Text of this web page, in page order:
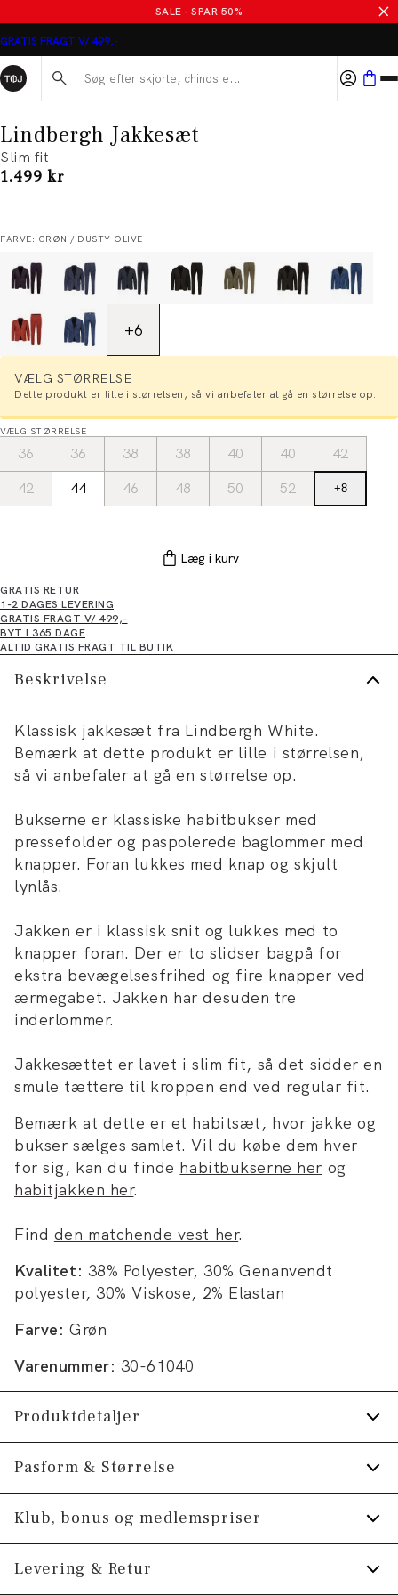
SALE - SPAR 50%
GRATIS FRAGT V/ 499,-
Søg her...
Lindbergh Jakkesæt
Slim fit
I alt (inkl. rabat)
1.499 kr
FARVE: GRØN / DUSTY OLIVE
+6
VÆLG STØRRELSE
Dette produkt er lille i størrelsen, så vi anbefaler at gå en størrelse op.
VÆLG STØRRELSE
36 36 38 38 40 40
42
42
44 46 48 50 52 +8
Læg i kurv
GRATIS RETUR
1-2 DAGES LEVERING
GRATIS FRAGT V/ 499,-
BYT I 365 DAGE
ALTID GRATIS FRAGT TIL BUTIK
Beskrivelse
Klassisk jakkesæt fra Lindbergh White.
Bemærk at dette produkt er lille i størrelsen,
så vi anbefaler at gå en størrelse op.
Bukserne er klassiske habitbukser med
pressefolder og paspolerede baglommer med
knapper. Foran lukkes med knap og skjult
lynlås.
Jakken er i klassisk snit og lukkes med to
knapper foran. Der er to slidser bagpå for
ekstra bevægelsesfrihed og fire knapper ved
ærmegabet. Jakken har desuden tre
inderlommer.
Jakkesættet er lavet i slim fit, så det sidder en
smule tættere til kroppen end ved regular fit.
Bemærk at dette er et habitsæt, hvor jakke og
bukser sælges samlet. Vil du købe dem hver
for sig, kan du finde habitbukserne her og
habitjakken her.
Find den matchende vest her.
Kvalitet: 38% Polyester, 30% Genanvendt
polyester, 30% Viskose, 2% Elastan
Farve: Grøn
Varenummer: 30-61040
Produktdetaljer
Jakken har dobbeltslids.
Pressefolder.
Bukserne har gylp med lynlås.
Pasform & Størrelse
Fit:Slim fit
gå en størrelse op., Tætsiddende pasform, der
Klub, bonus og medlemspriser
Tilmeld dig Klub Tøjeksperten helt gratis.
Levering & Retur